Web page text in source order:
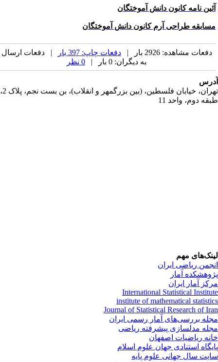
نامه کانون دانش آموختگان
طراحی آرم کانون دانش آموختگان
دفعات مشاهده: 2926 بار | دفعات چاپ: 397 بار
| دفعات ارسال
به دیگران: 0 بار |
تهران، خیابان فلسطین، (بین بزرگمهر و انقلاب)، بن بست نجم، پلاک 2،
دوم، واحد 11
مهم
ریاضی ایران
آمار
آمار ایران
International Statistical
institute of mathematical
Journal of Statistical Research of
بررسی‌های آمار رسمی ایران
مدلسازی پیشرفته ریاضی
ریاضیات اصفهان
استنادی جهان علوم اسلام
سال جهانی علوم پایه